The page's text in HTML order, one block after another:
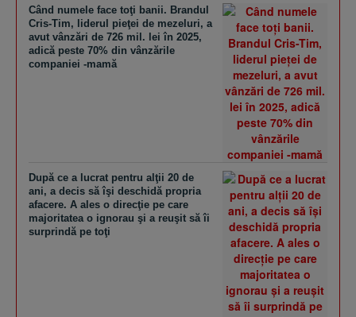
Când numele face toţi banii. Brandul
Cris-Tim, liderul pieţei de mezeluri, a
avut vânzări de 726 mil. lei în 2025,
adică peste 70% din vânzările
companiei -mamă
După ce a lucrat pentru alţii 20 de
ani, a decis să îşi deschidă propria
afacere. A ales o direcţie pe care
majoritatea o ignorau şi a reuşit să îi
surprindă pe toţi